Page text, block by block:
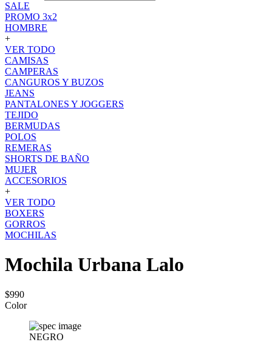
SALE
PROMO 3x2
HOMBRE
+
VER TODO
CAMISAS
CAMPERAS
CANGUROS Y BUZOS
JEANS
PANTALONES Y JOGGERS
TEJIDO
BERMUDAS
POLOS
REMERAS
SHORTS DE BAÑO
MUJER
ACCESORIOS
+
VER TODO
BOXERS
GORROS
MOCHILAS
Mochila Urbana Lalo
$990
Color
NEGRO